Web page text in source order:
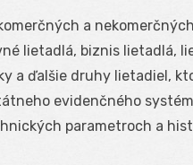
a
lietadlá, biznis lietadlá,
a ďalšie druhy lietadiel,
evidenčného
parametroch a